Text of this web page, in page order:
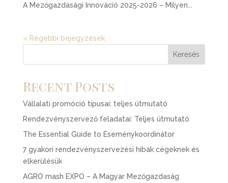
A Mezőgazdasági Innováció 2025-2026 – Milyen...
« Régebbi bejegyzések
Keresés
Recent Posts
Vállalati promóció típusai: teljes útmutató
Rendezvényszervező feladatai: Teljes útmutató
The Essential Guide to Eseménykoordinátor
7 gyakori rendezvényszervezési hibák cégeknek és
elkerülésük
AGRO mash EXPO – A Magyar Mezőgazdaság